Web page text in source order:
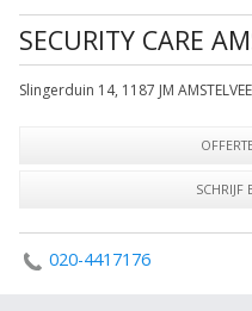
SECURITY CARE
Slingerduin 14, 1187 JM
SCHRIJF
020-4417176